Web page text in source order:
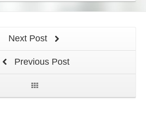
Next Post
Previous Post